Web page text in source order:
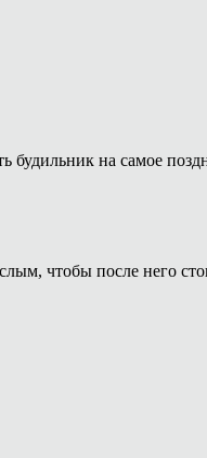
на самое
чтобы после него